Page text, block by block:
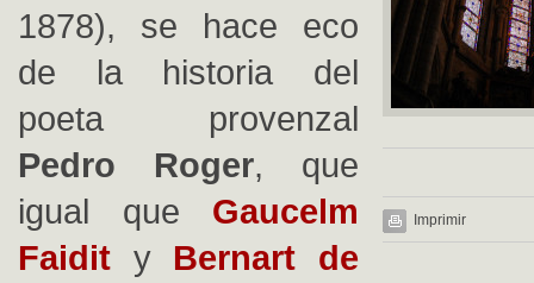
Imprimir
1878), se hace eco
de la historia del
poeta provenzal
Pedro Roger, que
igual que Gaucelm
Faidit y Bernart de